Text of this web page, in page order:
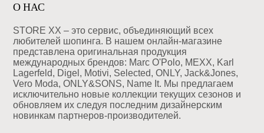
О НАС
STORE XX – это сервис, объединяющий всех
любителей шопинга. В нашем онлайн-магазине
представлена оригинальная продукция
международных брендов: Marc O'Polo, MEXX, Karl
Lagerfeld, Digel, Motivi, Selected, ONLY, Jack&Jones,
Vero Moda, ONLY&SONS, Name It. Мы предлагаем
исключительно новые коллекции текущих сезонов и
обновляем их следуя последним дизайнерским
новинкам партнеров-производителей.